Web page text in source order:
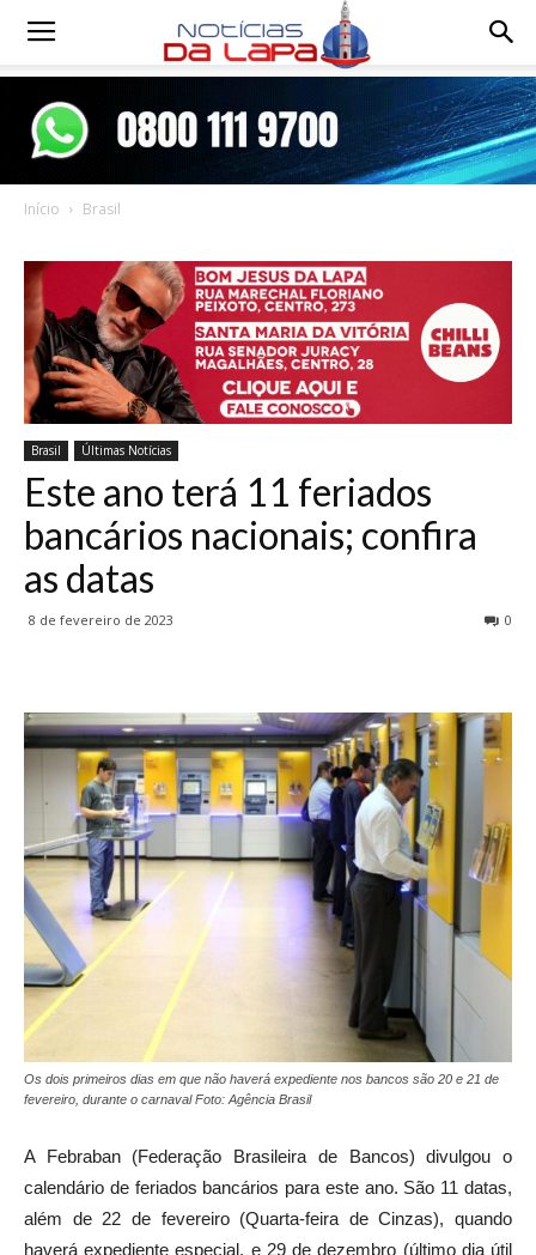
Notícias
Início Brasil
Brasil Últimas Notícias
Este ano terá 11 feriados
bancários nacionais; confira
as datas
8 de fevereiro de 2023 0
Os dois primeiros dias em que não haverá expediente nos bancos são 20 e 21 de
fevereiro, durante o carnaval Foto: Agência Brasil
A Febraban (Federação Brasileira de Bancos) divulgou o
calendário de feriados bancários para este ano. São 11 datas,
além de 22 de fevereiro (Quarta-feira de Cinzas), quando
haverá expediente especial, e 29 de dezembro (último dia útil